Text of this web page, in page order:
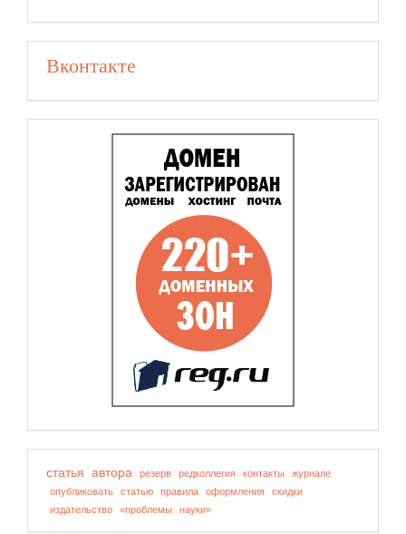
Вконтакте
статья автора резерв редколлегия контакты
журнале
опубликовать
статью правила оформления
скидки
издательство
«проблемы науки»